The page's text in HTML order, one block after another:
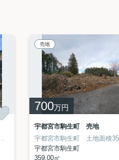
発許可条件は宇都宮市に要確認とな
約100坪の広々とした
売地
700万円
宇都宮市駒生町 売地
宇都宮市駒生町 土地面積
宇都宮市駒生町
359.00㎡